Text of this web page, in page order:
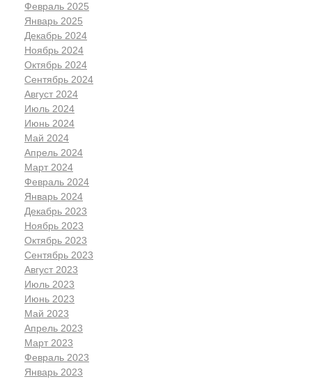
Февраль 2025
Январь 2025
Декабрь 2024
Ноябрь 2024
Октябрь 2024
Сентябрь 2024
Август 2024
Июль 2024
Июнь 2024
Май 2024
Апрель 2024
Март 2024
Февраль 2024
Январь 2024
Декабрь 2023
Ноябрь 2023
Октябрь 2023
Сентябрь 2023
Август 2023
Июль 2023
Июнь 2023
Май 2023
Апрель 2023
Март 2023
Февраль 2023
Январь 2023